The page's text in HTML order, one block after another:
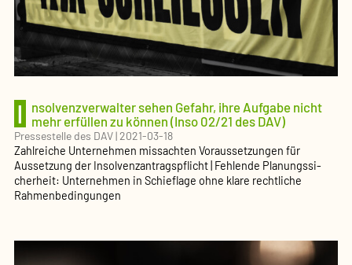
I
nsolvenz­ver­walter sehen Gefahr, ihre Aufgabe nicht
mehr erfüllen zu können (Inso 02/21 des DAV)
Pressestelle des DAV|2021-03-18
Zahlreiche Unternehmen missachten Voraus­set­zungen für
Aussetzung der Insolvenz­an­trags­pflicht | Fehlende Planungs­si­
cherheit: Unternehmen in Schieflage ohne klare rechtliche
Rahmen­be­din­gungen